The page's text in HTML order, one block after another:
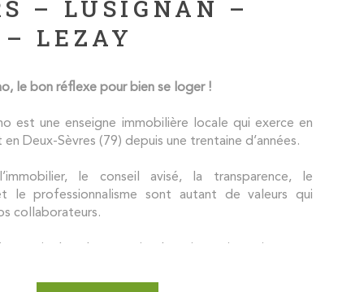
– LUSIGNAN –
LEZAY
le bon réflexe pour bien se loger !
est une enseigne immobilière locale qui exerce en
en Deux-Sèvres (79) depuis une trentaine d’années.
le conseil avisé, la transparence, le
le professionnalisme sont autant de valeurs qui
collaborateurs.
les secteurs de Poitiers et Lusignan (Vienne 86),